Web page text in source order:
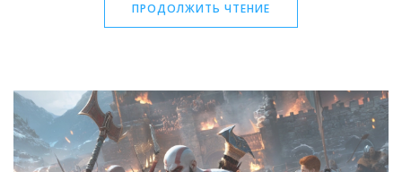
работе каждого маркетолога. Эксперты в этой области
изменения в мире цифрового маркетинга.
ПРОДОЛЖИТЬ ЧТЕНИЕ